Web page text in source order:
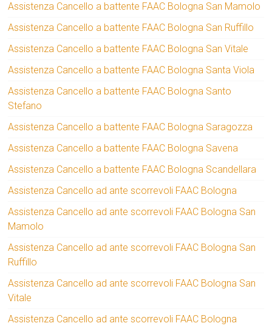
Assistenza Cancello a battente FAAC Bologna San Mamolo
Assistenza Cancello a battente FAAC Bologna San Ruffillo
Assistenza Cancello a battente FAAC Bologna San Vitale
Assistenza Cancello a battente FAAC Bologna Santa Viola
Assistenza Cancello a battente FAAC Bologna Santo
Stefano
Assistenza Cancello a battente FAAC Bologna Saragozza
Assistenza Cancello a battente FAAC Bologna Savena
Assistenza Cancello a battente FAAC Bologna Scandellara
Assistenza Cancello ad ante scorrevoli FAAC Bologna
Assistenza Cancello ad ante scorrevoli FAAC Bologna San
Mamolo
Assistenza Cancello ad ante scorrevoli FAAC Bologna San
Ruffillo
Assistenza Cancello ad ante scorrevoli FAAC Bologna San
Vitale
Assistenza Cancello ad ante scorrevoli FAAC Bologna